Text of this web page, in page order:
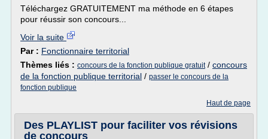
Téléchargez GRATUITEMENT ma méthode en 6 étapes
pour réussir son concours...
Voir la suite
Par : Fonctionnaire territorial
Thèmes liés : concours de la fonction publique gratuit/ concours
de la fonction publique territorial / passer le concours de la
fonction publique
Haut de page
Des PLAYLIST pour faciliter vos révisions
de concours